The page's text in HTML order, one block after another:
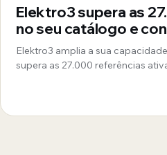
Elektro3 supera as
no seu catálogo e
fornecedor global
Elektro3 amplia a sua
supera as 27.000 referências